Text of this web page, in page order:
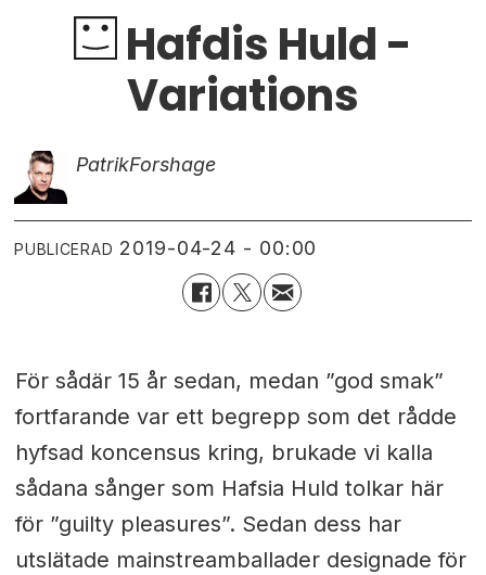
Hafdis Huld -
Variations
PatrikForshage
PUBLICERAD 2019-04-24 - 00:00
För sådär 15 år sedan, medan ”god smak”
fortfarande var ett begrepp som det rådde
hyfsad koncensus kring, brukade vi kalla
sådana sånger som Hafsia Huld tolkar här
för ”guilty pleasures”. Sedan dess har
utslätade mainstreamballader designade för